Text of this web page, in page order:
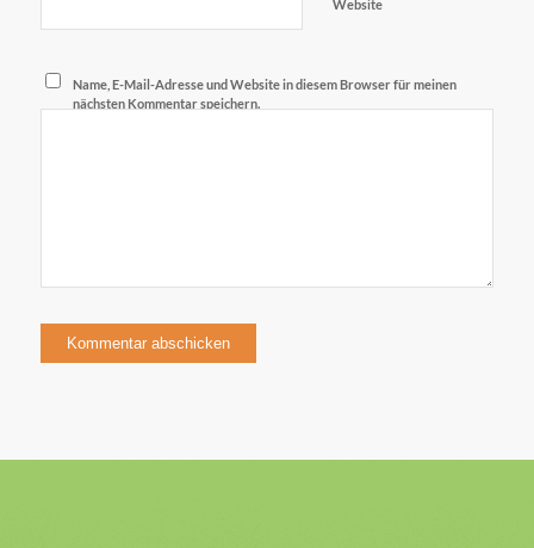
Website
Name, E-Mail-Adresse und Website in diesem Browser für meinen
nächsten Kommentar speichern.